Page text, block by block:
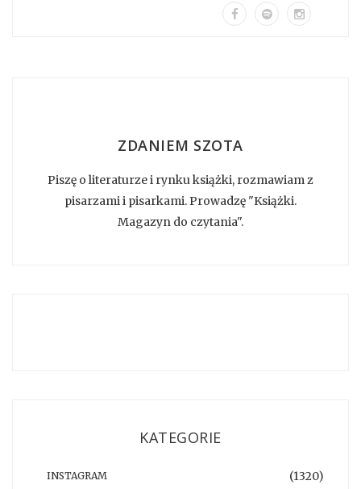
ZDANIEM SZOTA
Piszę o literaturze i rynku książki, rozmawiam z
pisarzami i pisarkami. Prowadzę "Książki.
Magazyn do czytania".
KATEGORIE
INSTAGRAM (1320)